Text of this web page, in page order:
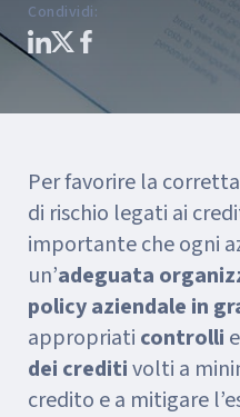
Condividi:
Per favorire la
di rischio legati ai
importante che ogni
un’adeguata
policy aziendale in
appropriati controlli
dei creditivolti a
credito e a mitigare